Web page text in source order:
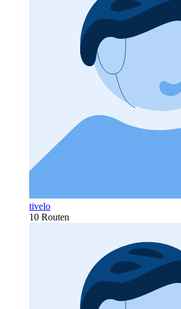
tivelo
10 Routen